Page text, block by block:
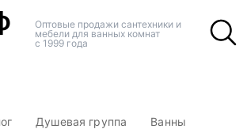
Оптовые продажи сантехники и
мебели для ванных комнат
с 1999 года
Душевая группа
Ванны